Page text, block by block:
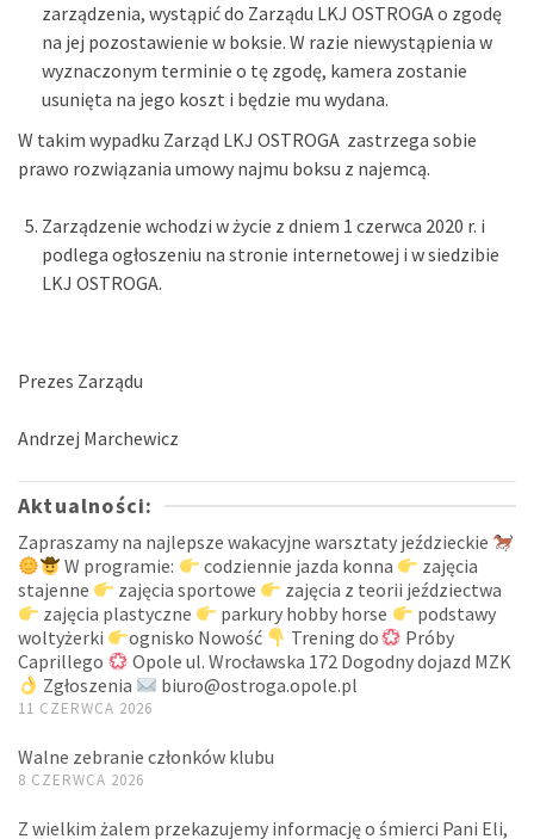
zarządzenia, wystąpić do Zarządu LKJ OSTROGA o zgodę
na jej pozostawienie w boksie. W razie niewystąpienia w
wyznaczonym terminie o tę zgodę, kamera zostanie
usunięta na jego koszt i będzie mu wydana.
W takim wypadku Zarząd LKJ OSTROGA zastrzega sobie
prawo rozwiązania umowy najmu boksu z najemcą.
Zarządzenie wchodzi w życie z dniem 1 czerwca 2020 r. i
podlega ogłoszeniu na stronie internetowej i w siedzibie
LKJ OSTROGA.
Prezes Zarządu
Andrzej Marchewicz
Aktualności:
Zapraszamy na najlepsze wakacyjne warsztaty jeździeckie
W programie:
codziennie jazda konna
zajęcia
stajenne
zajęcia sportowe
zajęcia z teorii jeździectwa
zajęcia plastyczne
parkury hobby horse
podstawy
woltyżerki
ognisko Nowość Trening do
Próby
Caprillego
Opole ul. Wrocławska 172 Dogodny dojazd MZK
Zgłoszenia
biuro@ostroga.opole.pl
11 CZERWCA 2026
Walne zebranie członków klubu
8 CZERWCA 2026
Z wielkim żalem przekazujemy informację o śmierci Pani Eli,